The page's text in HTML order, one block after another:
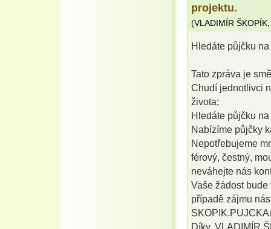
projektu.
(VLADIMÍR ŠKOPÍK
Hledáte půjčku
Tato zpráva je
Chudí jednotlivci
života;
Hledáte půjčku
Nabízíme půjčky
Nepotřebujeme
férový, čestný,
neváhejte nás
Vaše žádost
případě zájmu